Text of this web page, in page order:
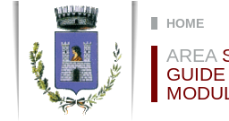
Salta al contenuto principale
HOME
AREA
GUIDE